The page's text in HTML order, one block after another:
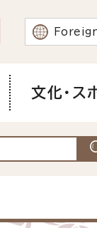
文化・ス